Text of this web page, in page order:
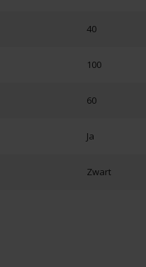
40
100
60
Ja
Zwart